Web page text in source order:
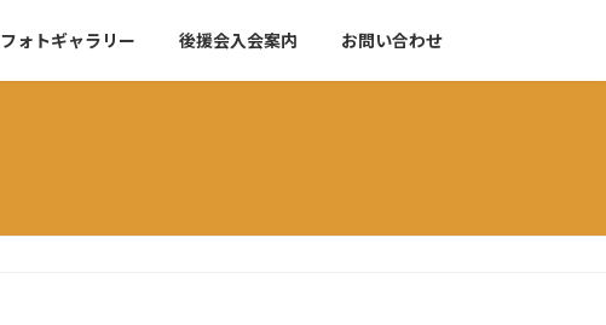
フォトギャラリー 後援会入会案内 お問い合わせ